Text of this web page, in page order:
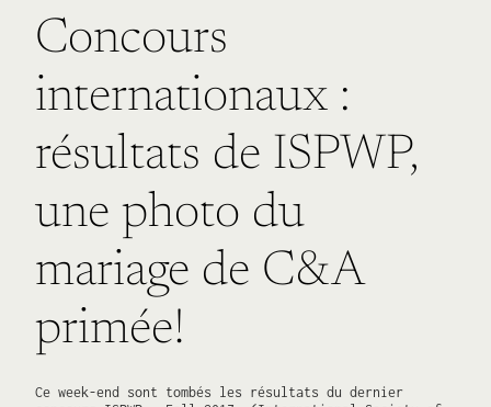
Concours
internationaux :
résultats de ISPWP,
une photo du
mariage de C&A
primée!
Ce week-end sont tombés les résultats du dernier